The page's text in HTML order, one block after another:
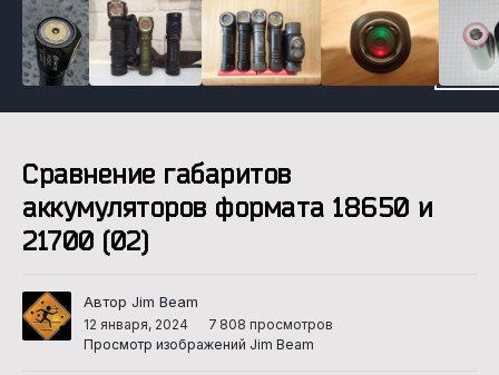
Сравнение габаритов
аккумуляторов формата 18650 и
21700 (02)
Автор Jim Beam
12 января, 2024
7 808 просмотров
Просмотр изображений Jim Beam